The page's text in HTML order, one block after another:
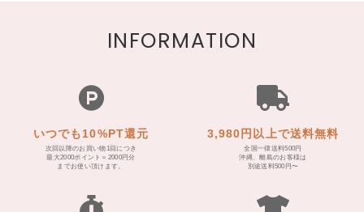
INFORMATION
いつでも10%PT還元
次回以降のお買い物1回につき
最大2000ポイント＝2000円分
までお使い頂けます。
3,980円以上で送料無料
全国一律送料500円
沖縄、離島のお客様は
別途送料500円〜